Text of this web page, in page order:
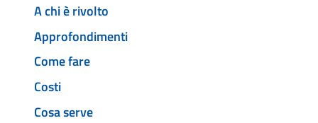
A chi è rivolto
Approfondimenti
Come fare
Costi
Cosa serve